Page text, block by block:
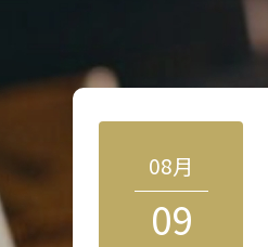
08月
09